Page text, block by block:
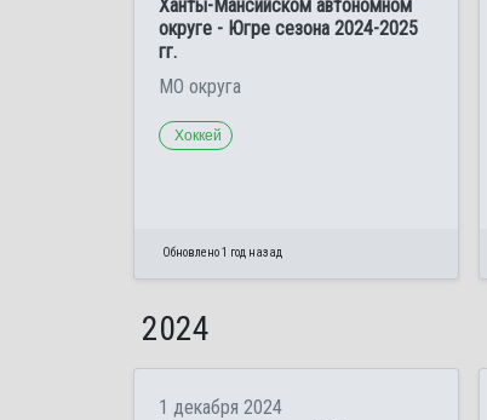
Ханты-Мансийском автономном
округе - Югре сезона 2024-2025
гг.
МО округа
Хоккей
Обновлено 1 год назад
2024
1 декабря 2024